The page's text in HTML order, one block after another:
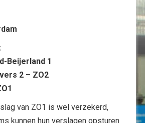
Beijerland 1
2 – ZO2
van ZO1 is wel verzekerd,
kunnen hun verslagen opsturen